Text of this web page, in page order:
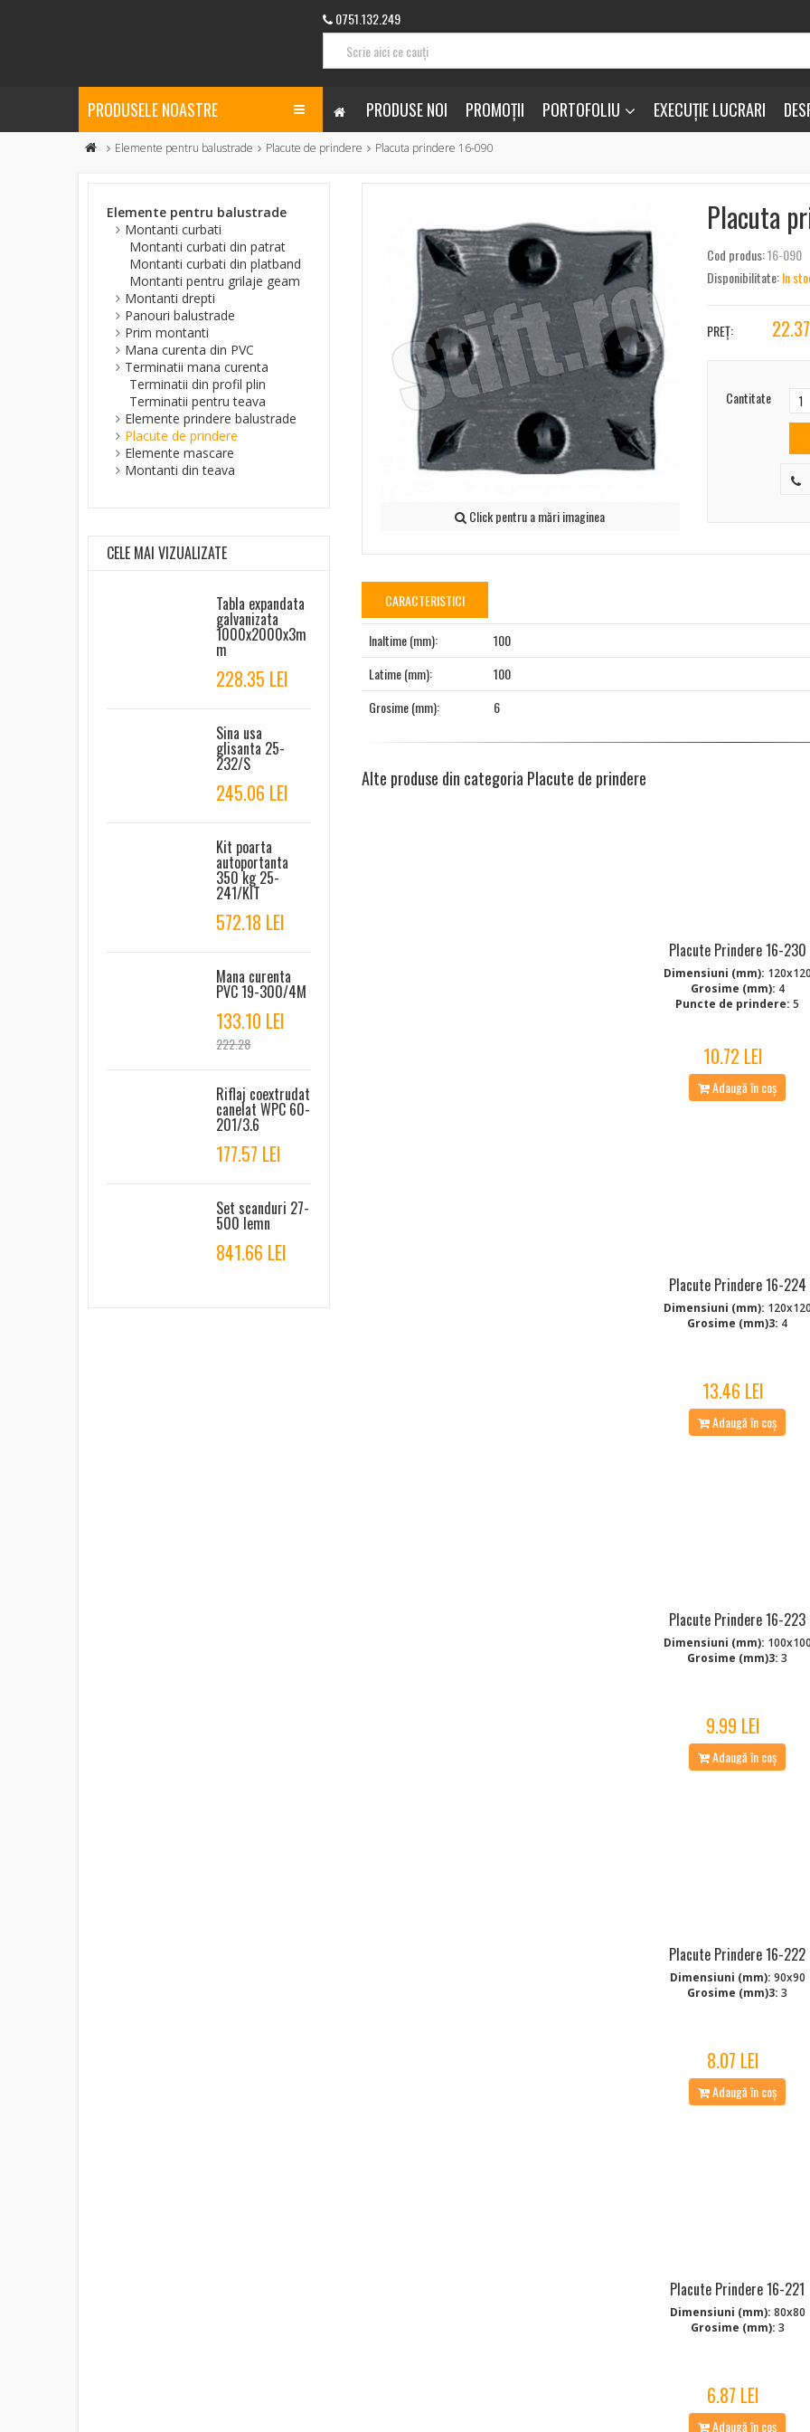
0751.132.249
PRODUSELE NOASTRE PRODUSE NOI PROMOȚII PORTOFOLIU EXECUȚIE LUCRARI
Elemente pentru balustrade Placute de prindere Placuta prindere 16-090
Click pentru a mări imaginea
Placuta
Cod produs:16-090
Disponibilitate:In
PREȚ: 22.37
Cantitate
CARACTERISTICI
Inaltime (mm):
100
Latime (mm):
100
Grosime (mm):
6
Alte produse din categoria Placute de prindere
Placute Prindere 16-230
Dimensiuni (mm):
Grosime (mm): 4
Puncte de prindere: 5
10.72 LEI
Adaugă în coș
Placute Prindere 16-224
Dimensiuni (mm):
Grosime (mm)3: 4
13.46 LEI
Adaugă în coș
Placute Prindere 16-223
Dimensiuni (mm):
Grosime (mm)3: 3
9.99 LEI
Adaugă în coș
Placute Prindere 16-222
Dimensiuni (mm): 90x90
Grosime (mm)3: 3
8.07 LEI
Adaugă în coș
Placute Prindere 16-221
Dimensiuni (mm): 80x80
Grosime (mm): 3
6.87 LEI
Adaugă în coș
Elemente pentru balustrade
Montanti curbati
Montanti curbati din patrat
Montanti curbati din platband
Montanti pentru grilaje geam
Montanti drepti
Panouri balustrade
Prim montanti
Mana curenta din PVC
Terminatii mana curenta
Terminatii din profil plin
Terminatii pentru teava
Elemente prindere balustrade
Placute de prindere
Elemente mascare
Montanti din teava
CELE MAI VIZUALIZATE
Tabla expandata
galvanizata
1000x2000x3m
m
228.35 LEI
Sina usa
glisanta 25-
232/S
245.06 LEI
Kit poarta
autoportanta
350 kg 25-
241/KIT
572.18 LEI
Mana curenta
PVC 19-300/4M
133.10 LEI
222.28
Riflaj coextrudat
canelat WPC 60-
201/3.6
177.57 LEI
Set scanduri 27-
500 lemn
841.66 LEI